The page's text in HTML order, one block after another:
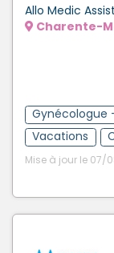
Allo Medic
Charente-
Gynécologue
Vacations
Mise à jour le 07/